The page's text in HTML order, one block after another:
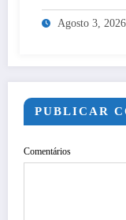
Agosto 3, 2026
PUBLICAR
Comentários